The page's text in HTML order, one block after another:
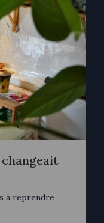
à reprendre